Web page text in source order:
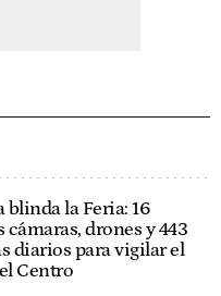
blinda la Feria: 16
cámaras, drones y 443
diarios para vigilar el
Centro